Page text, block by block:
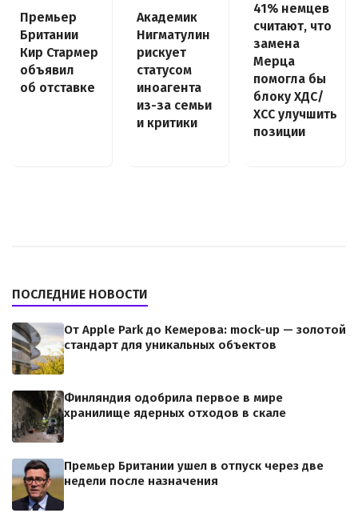
Премьер
Британии
Кир Стармер
объявил
об отставке
Академик
Нигматулин
рискует
статусом
иноагента
из-за семьи
и критики
41% немцев
считают, что
замена
Мерца
помогла бы
блоку ХДС/
ХСС улучшить
позиции
ПОСЛЕДНИЕ НОВОСТИ
От Apple Park до Кемерова: mock-up — золотой
стандарт для уникальных объектов
Финляндия одобрила первое в мире
хранилище ядерных отходов в скале
Премьер Британии ушел в отпуск через две
недели после назначения